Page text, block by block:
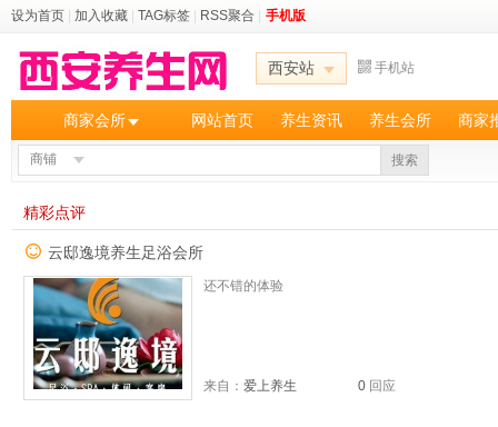
设为首页 加入收藏 TAG标签 RSS聚合 手机版
西安站 手机站
商家会所 网站首页 养生资讯 养生会所 商家
商铺 搜索
精彩点评
云邸逸境养生足浴会所
还不错的体验
0 回应
来自： 爱上养生